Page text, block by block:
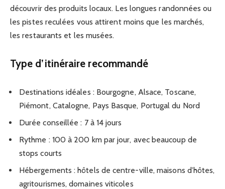
découvrir des produits locaux. Les longues randonnées ou
les pistes reculées vous attirent moins que les marchés,
les restaurants et les musées.
Type d’itinéraire recommandé
Destinations idéales : Bourgogne, Alsace, Toscane,
Piémont, Catalogne, Pays Basque, Portugal du Nord
Durée conseillée : 7 à 14 jours
Rythme : 100 à 200 km par jour, avec beaucoup de
stops courts
Hébergements : hôtels de centre-ville, maisons d’hôtes,
agritourismes, domaines viticoles